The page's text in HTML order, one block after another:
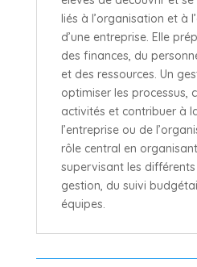
liés à l’organisation et à
d’une entreprise. Elle
des finances, du
et des ressources. Un
optimiser les processus,
activités et contribuer à
l’entreprise ou de
rôle central en
supervisant les
gestion, du suivi
équipes.